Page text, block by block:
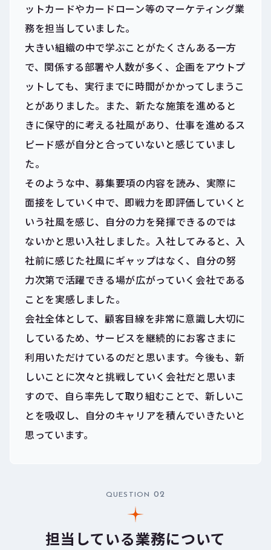
ットカードやカードローン等のマーケティング業
務を担当していました。
大きい組織の中で学ぶことがたくさんある一方
で、関係する部署や人数が多く、企画をアウトプ
ットしても、実行までに時間がかかってしまうこ
とがありました。また、新たな施策を進めると
きに保守的に考える社風があり、仕事を進めるス
ピード感が自分と合っていないと感じていまし
た。
そのような中、募集要項の内容を読み、実際に
面接をしていく中で、即戦力を即評価していくと
いう社風を感じ、自分の力を発揮できるのでは
ないかと思い入社しました。入社してみると、入
社前に感じた社風にギャップはなく、自分の努
力次第で活躍できる場が広がっていく会社である
ことを実感しました。
会社全体として、顧客目線を非常に意識し大切に
しているため、サービスを継続的にお客さまに
利用いただけているのだと思います。今後も、新
しいことに次々と挑戦していく会社だと思いま
すので、自ら率先して取り組むことで、新しいこ
とを吸収し、自分のキャリアを積んでいきたいと
思っています。
QUESTION 02
担当している業務について